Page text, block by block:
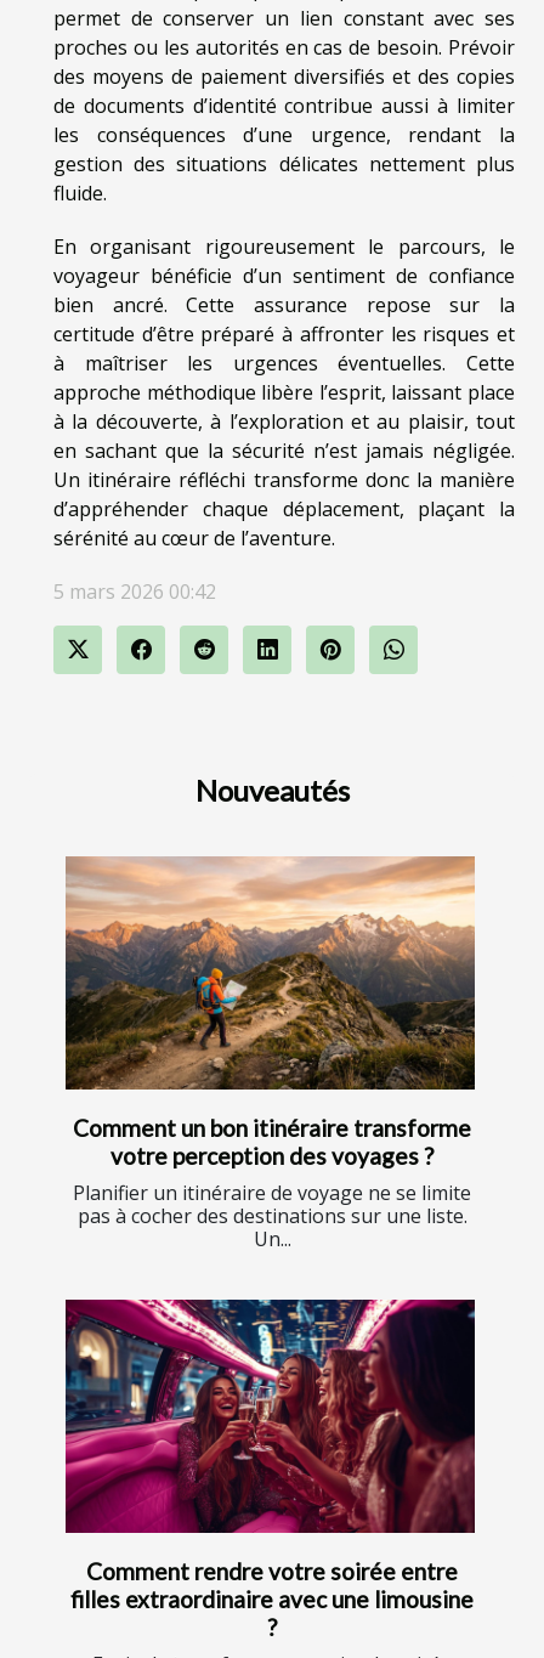
Nouveautés
Comment un bon itinéraire transforme
votre perception des voyages ?
Planifier un itinéraire de voyage ne se limite
pas à cocher des destinations sur une liste.
Un...
Comment rendre votre soirée entre
filles extraordinaire avec une limousine
?
permet de conserver un lien constant avec ses
proches ou les autorités en cas de besoin. Prévoir
des moyens de paiement diversifiés et des copies
de documents d’identité contribue aussi à limiter
les conséquences d’une urgence, rendant la
gestion des situations délicates nettement plus
fluide.
En organisant rigoureusement le parcours, le
voyageur bénéficie d’un sentiment de confiance
bien ancré. Cette assurance repose sur la
certitude d’être préparé à affronter les risques et
à maîtriser les urgences éventuelles. Cette
approche méthodique libère l’esprit, laissant place
à la découverte, à l’exploration et au plaisir, tout
en sachant que la sécurité n’est jamais négligée.
Un itinéraire réfléchi transforme donc la manière
d’appréhender chaque déplacement, plaçant la
sérénité au cœur de l’aventure.
5 mars 2026 00:42